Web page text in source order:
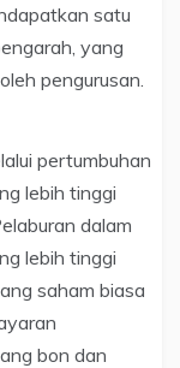
satu
yang
pengurusan.
pertumbuhan
lebih tinggi
dalam
lebih tinggi
saham biasa
bon dan